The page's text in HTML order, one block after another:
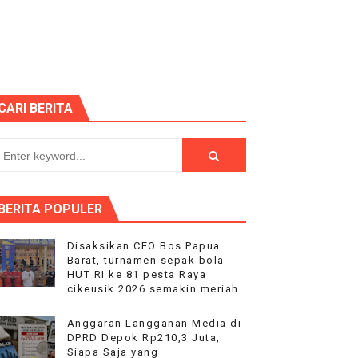
RI ke-81
Tani Hanya Terima Sebagian
bagi Seluruh Bangsa
"Proyek Siluman
BPN PAREPARE DILAPORKAN KE POLRES
bendera luntur kusam dan Pasang Bendera
kepada Pelajar Membangun Generasi Berkarakter
Yonarmed 19/Bogani, Perkuat Sinergitas TNI-Polri
BERITA
POPULER
Disaksikan CEO Bos Papua
Barat, turnamen sepak bola
HUT RI ke 81 pesta Raya
cikeusik 2026 semakin meriah
Anggaran Langganan Media di
DPRD Depok Rp210,3 Juta,
Siapa Saja yang